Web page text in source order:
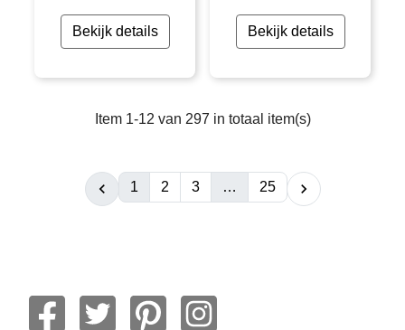
Bekijk details Bekijk details
Item 1-12 van 297 in totaal item(s)
 1 2 3 … 25 